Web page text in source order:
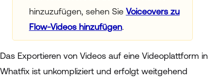
hinzuzufügen, sehen Sie Voiceovers zu
Flow-Videos hinzufügen.
Das Exportieren von Videos auf eine Videoplattform in
Whatfix ist unkompliziert und erfolgt weitgehend